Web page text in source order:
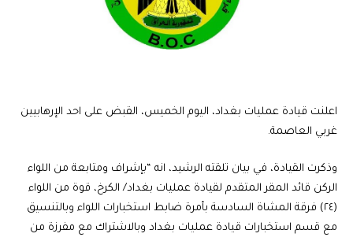
اعلنت قيادة عمليات بغداد، اليوم الخميس، القبض على احد الإرهابيين
غربي العاصمة.
وذكرت القيادة، في بيان تلقته الرشيد، انه “بإشراف ومتابعة من اللواء
الركن قائد المقر المتقدم لقيادة عمليات بغداد/ الكرخ، قوة من اللواء
(٢٤) فرقة المشاة السادسة بأمرة ضابط استخبارات اللواء وبالتنسيق
مع قسم استخبارات قيادة عمليات بغداد وبالاشتراك مع مفرزة من